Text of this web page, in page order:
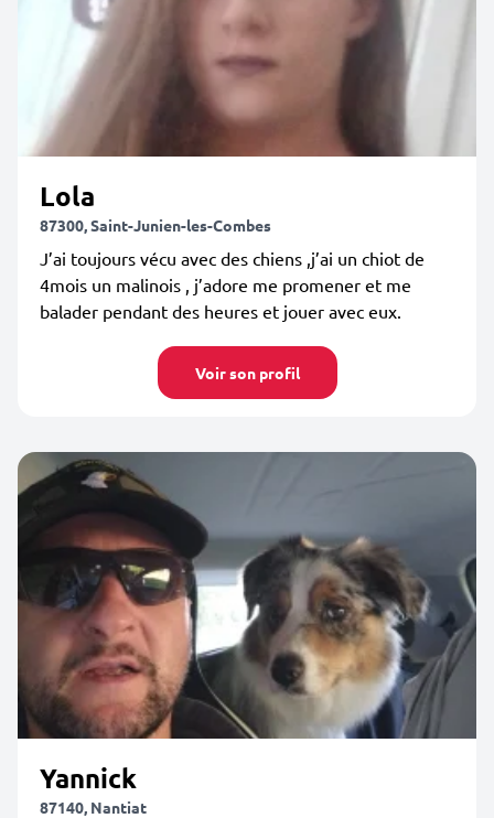
Lola
87300, Saint-Junien-les-Combes
J’ai toujours vécu avec des chiens ,j’ai un chiot de
4mois un malinois , j’adore me promener et me
balader pendant des heures et jouer avec eux.
Voir son profil
Yannick
87140, Nantiat